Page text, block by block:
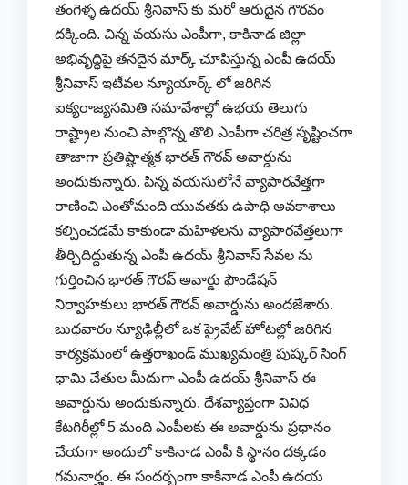
తంగెళ్ళ ఉదయ్ శ్రీనివాస్ కు మరో ఆరుదైన గౌరవం
దక్కింది. చిన్న వయసు ఎంపీగా, కాకినాడ జిల్లా
అభివృద్ధిపై తనదైన మార్క్ చూపిస్తున్న ఎంపీ ఉదయ్
శ్రీనివాస్ ఇటీవల న్యూయార్క్ లో జరిగిన
ఐక్యరాజ్యసమితి సమావేశాల్లో ఉభయ తెలుగు
రాష్ట్రాల నుంచి పాల్గొన్న తొలి ఎంపీగా చరిత్ర సృష్టించగా
తాజాగా ప్రతిష్టాత్మక భారత్ గౌరవ్ అవార్డును
అందుకున్నారు. పిన్న వయసులోనే వ్యాపారవేత్తగా
రాణించి ఎంతోమంది యువతకు ఉపాధి అవకాశాలు
కల్పించడమే కాకుండా మహిళలను వ్యాపారవేత్తలుగా
తీర్చిదిద్దుతున్న ఎంపీ ఉదయ్ శ్రీనివాస్ సేవల ను
గుర్తించిన భారత్ గౌరవ్ అవార్డు ఫౌండేషన్
నిర్వాహకులు భారత్ గౌరవ్ అవార్డును అందజేశారు.
బుధవారం న్యూఢిల్లీలో ఒక ప్రైవేట్ హోటల్లో జరిగిన
కార్యక్రమంలో ఉత్తరాఖండ్ ముఖ్యమంత్రి పుష్కర్ సింగ్
ధామి చేతుల మీదుగా ఎంపీ ఉదయ్ శ్రీనివాస్ ఈ
అవార్డును అందుకున్నారు. దేశవ్యాప్తంగా వివిధ
కేటగిరీల్లో 5 మంది ఎంపీలకు ఈ అవార్డును ప్రధానం
చేయగా అందులో కాకినాడ ఎంపీ కి స్థానం దక్కడం
గమనార్హం. ఈ సందర్భంగా కాకినాడ ఎంపీ ఉదయ